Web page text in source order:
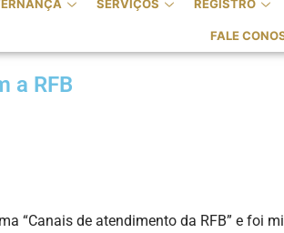
SERVIÇOS REGISTRO
FALE
a RFB
“Canais de atendimento da RFB” e